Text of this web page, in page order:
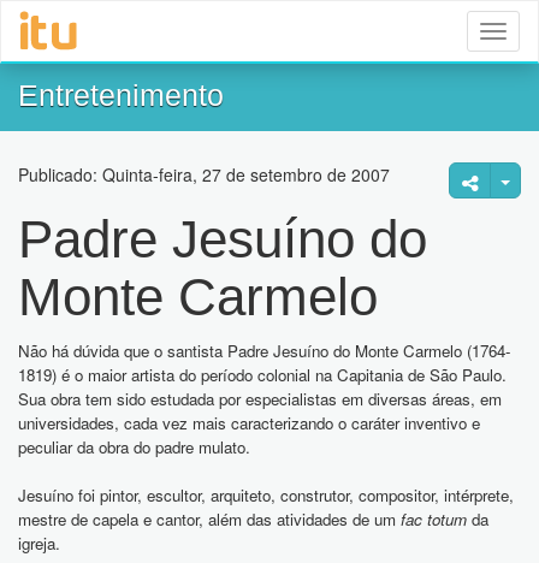
Entretenimento
Publicado: Quinta-feira, 27 de setembro de 2007
Padre Jesuíno do
Monte Carmelo
Não há dúvida que o santista Padre Jesuíno do Monte Carmelo (1764-
1819) é o maior artista do período colonial na Capitania de São Paulo.
Sua obra tem sido estudada por especialistas em diversas áreas, em
universidades, cada vez mais caracterizando o caráter inventivo e
peculiar da obra do padre mulato.
Jesuíno foi pintor, escultor, arquiteto, construtor, compositor, intérprete,
mestre de capela e cantor, além das atividades de um fac totum da
igreja.